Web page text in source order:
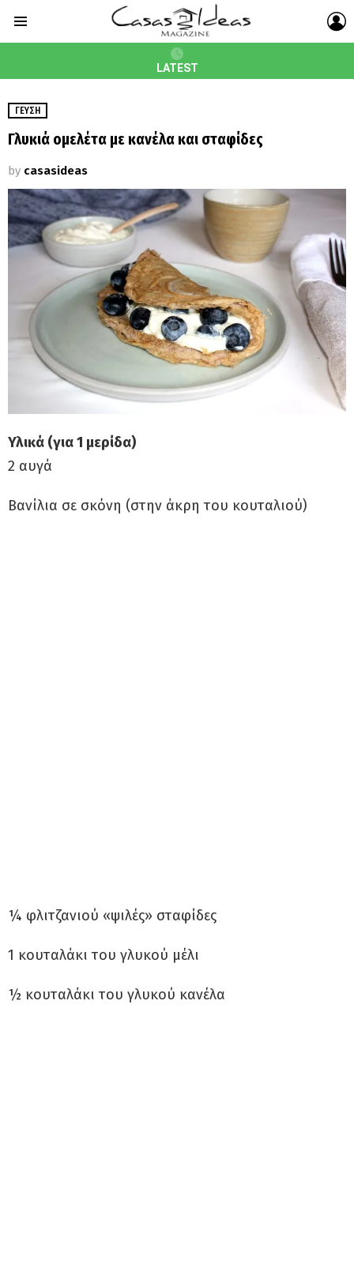
LATEST
ΓΕΎΣΗ
Γλυκιά ομελέτα με κανέλα και σταφίδες
by casasideas
Υλικά (για 1 μερίδα)
2 αυγά
Βανίλια σε σκόνη (στην άκρη του κουταλιού)
¼ φλιτζανιού «ψιλές» σταφίδες
1 κουταλάκι του γλυκού μέλι
½ κουταλάκι του γλυκού κανέλα